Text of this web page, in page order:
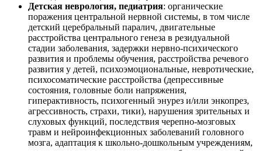
Детская неврология, педиатрия: органические
поражения центральной нервной системы, в том числе
детский церебральный паралич, двигательные
расстройства центрального генеза в резидуальной
стадии заболевания, задержки нервно-психического
развития и проблемы обучения, расстройства речевого
развития у детей, психоэмоциональные, невротические,
психосоматические расстройства (депрессивные
состояния, головные боли напряжения,
гиперактивность, психогенный энурез и/или энкопрез,
агрессивность, страхи, тики), нарушения зрительных и
слуховых функций, последствия черепно-мозговых
травм и нейроинфекционных заболеваний головного
мозга, адаптация к школьно-дошкольным учреждениям,